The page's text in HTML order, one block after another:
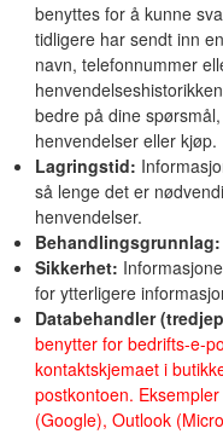
benyttes for å kunne
tidligere har sendt inn
navn, telefonnummer
bedre på dine
henvendelser eller kjøp.
Lagringstid:
så lenge det er
henvendelser.
Behandlingsgrunnlag:
Sikkerhet:
for ytterligere
Databehandler
benytter for bedrifts-e-
kontaktskjemaet i
postkontoen.
(Google), Outlook